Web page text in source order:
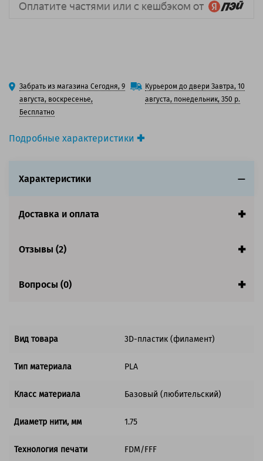
Подробные характеристики
Цвет:Белый
Производитель:Solution Print (Солюшнс Принт)
Гарантия: 1 год
Забрать из магазина Сегодня, 9
августа, воскресенье,
Бесплатно
Курьером до двери Завтра, 10
августа, понедельник, 350 р.
Характеристики
Доставка и оплата
Отзывы (2)
Вопросы (0)
Вид товара 3D-пластик (филамент)
Тип материала PLA
Класс материала Базовый (любительский)
Диаметр нити, мм 1.75
Технология печати FDM/FFF